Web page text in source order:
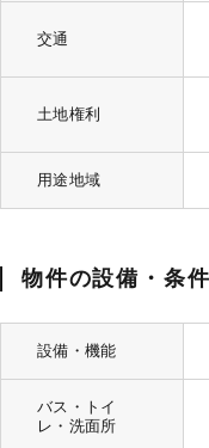
交通
土地権利
用途地域
物件の設備・条件
設備・機能
バス・トイ
レ・洗面所